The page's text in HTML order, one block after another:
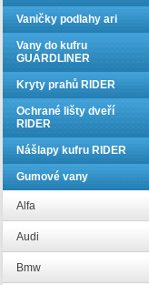
Vaničky podlahy ari
Vany do kufru
GUARDLINER
Kryty prahů RIDER
Ochrané lišty dveří
RIDER
Nášlapy kufru RIDER
Gumové vany
Alfa
Audi
Bmw